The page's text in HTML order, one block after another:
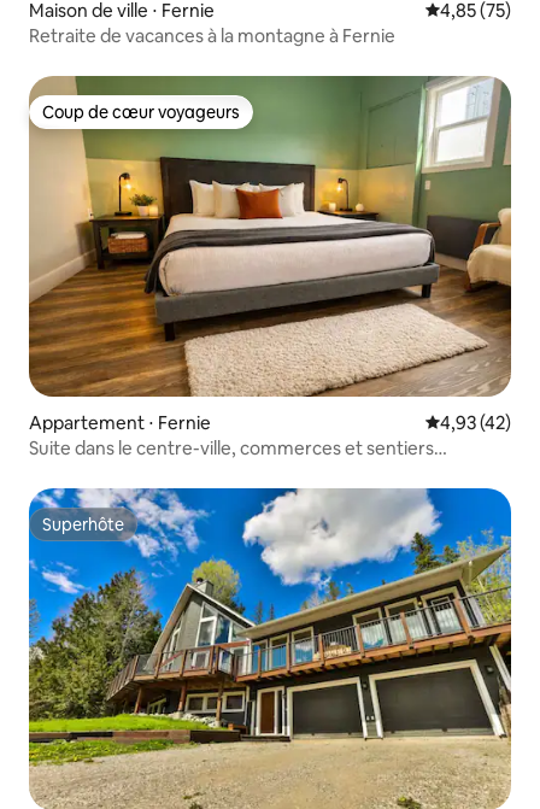
Maison de ville ⋅ Fernie Évaluation
4,85 (75)
Retraite de vacances à la montagne à Fernie
Coup de cœur voyageurs
Coup de cœur voyageurs
Appartement ⋅ Fernie Évaluation
4,93 (42)
Suite dans le centre-ville, commerces et sentiers
Superhôte
Superhôte